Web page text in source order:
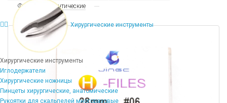
Хирургические инструменты
Хирургические инструменты
Иглодержатели
Хирургические ножницы
Пинцеты хирургические, анатомические
Рукоятки для скальпелей многоразовые
Файлы эндодонтические